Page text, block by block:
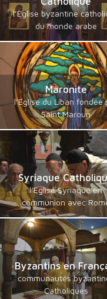
l’Eglise byzantine
du monde arabe
Maronite
l’Eglise du Liban fondée
Saint Maroun
Syriaque
l’Eglise Syriaque en
communion avec
Byzantins en
communautés
Catholiques